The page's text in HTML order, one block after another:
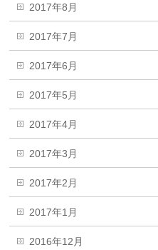
2017年8月
2017年7月
2017年6月
2017年5月
2017年4月
2017年3月
2017年2月
2017年1月
2016年12月